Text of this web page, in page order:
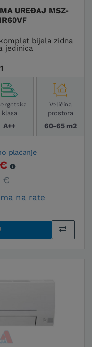
UREĐAJ MSZ-
komplet bijela zidna
jedinica
klasa
A++
Veličina
prostora
60-65 m2
plaćanje
€
na rate